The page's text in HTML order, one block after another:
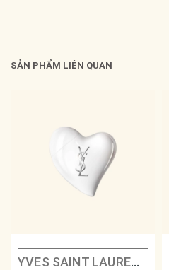
SẢN PHẨM LIÊN QUAN
YVES SAINT LAURENT - Care Crush Hand & Body